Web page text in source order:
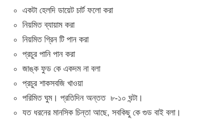
একটা হেলদি ডায়েট চার্ট ফলো করা
নিয়মিত ব্যায়াম করা
নিয়মিত গ্রিন টি পান করা
প্রচুর পানি পান করা
জাঙ্ক ফুড কে একদম না বলা
প্রচুর শাকসবজি খাওয়া
পরিমিত ঘুম। প্রতিদিন অন্তত ৮-১০ ঘন্টা।
যত ধরনের মানসিক চিন্তা আছে, সবকিছু কে গুড বাই বলা।